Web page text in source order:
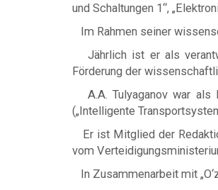
und Schaltungen 1“,
Im Rahmen seiner
Jährlich ist er als
Förderung der
A.A. Tulyaganov war als
(„Intelligente
Er ist Mitglied der
vom
In Zusammenarbeit mit